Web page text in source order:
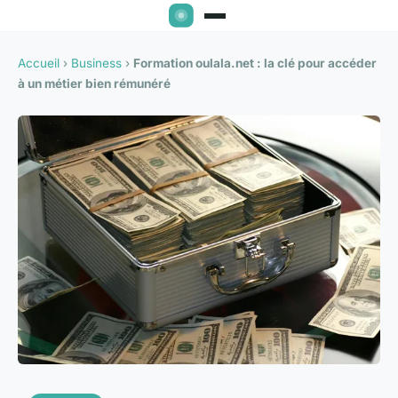
Accueil › Business › Formation oulala.net : la clé pour accéder
à un métier bien rémunéré